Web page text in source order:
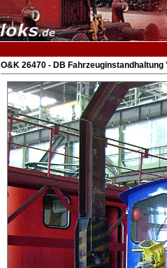
O&K 26470 - DB Fahrzeuginstandhaltung